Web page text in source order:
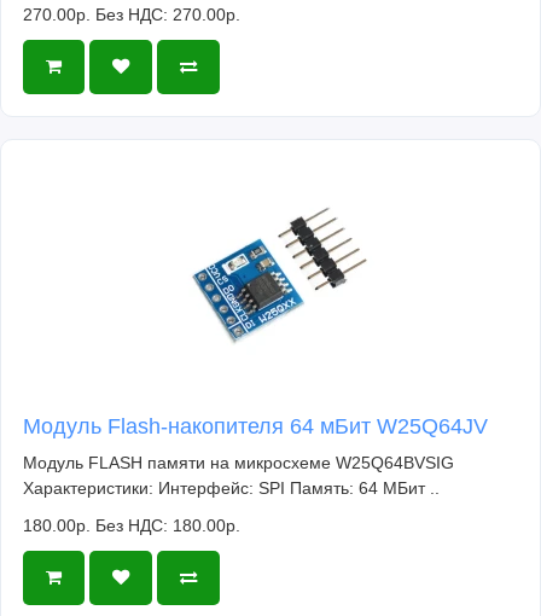
270.00р. Без НДС: 270.00р.
Модуль Flash-накопителя 64 мБит W25Q64JV
Модуль FLASH памяти на микросхеме W25Q64BVSIG
Характеристики: Интерфейс: SPI Память: 64 МБит ..
180.00р. Без НДС: 180.00р.